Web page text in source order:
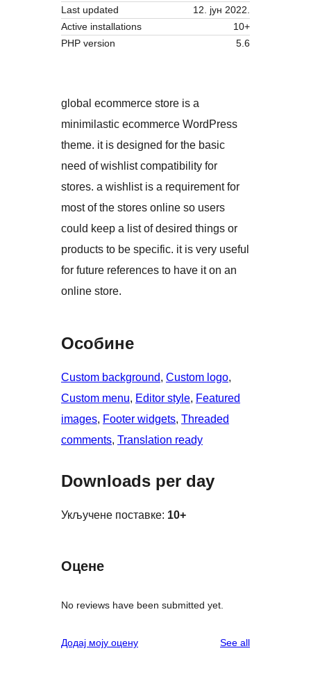
Last updated
12. јун 2022.
Active installations
10+
PHP version
5.6
global ecommerce store is a
minimilastic ecommerce WordPress
theme. it is designed for the basic
need of wishlist compatibility for
stores. a wishlist is a requirement for
most of the stores online so users
could keep a list of desired things or
products to be specific. it is very useful
for future references to have it on an
online store.
Особине
Custom background, Custom logo
Custom menu, Editor style, Featured
images, Footer widgets, Threaded
comments, Translation ready
Downloads per day
Укључене поставке: 10+
Оцене
No reviews have been submitted yet.
Додај моју оцену See allreviews